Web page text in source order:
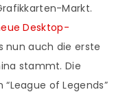
Markt.
Desktop-
nun auch die erste
stammt. Die
of Legends”